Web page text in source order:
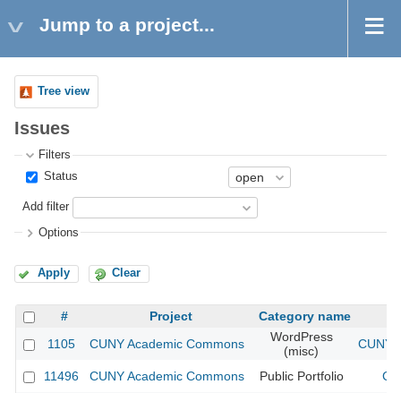
Jump to a project...
Tree view
Issues
Filters
Status
Add filter
Options
Apply Clear
# Project
Category name
1105
CUNY Academic Commons
WordPress
(misc)
CUNY
11496 CUNY Academic Commons Public Portfolio